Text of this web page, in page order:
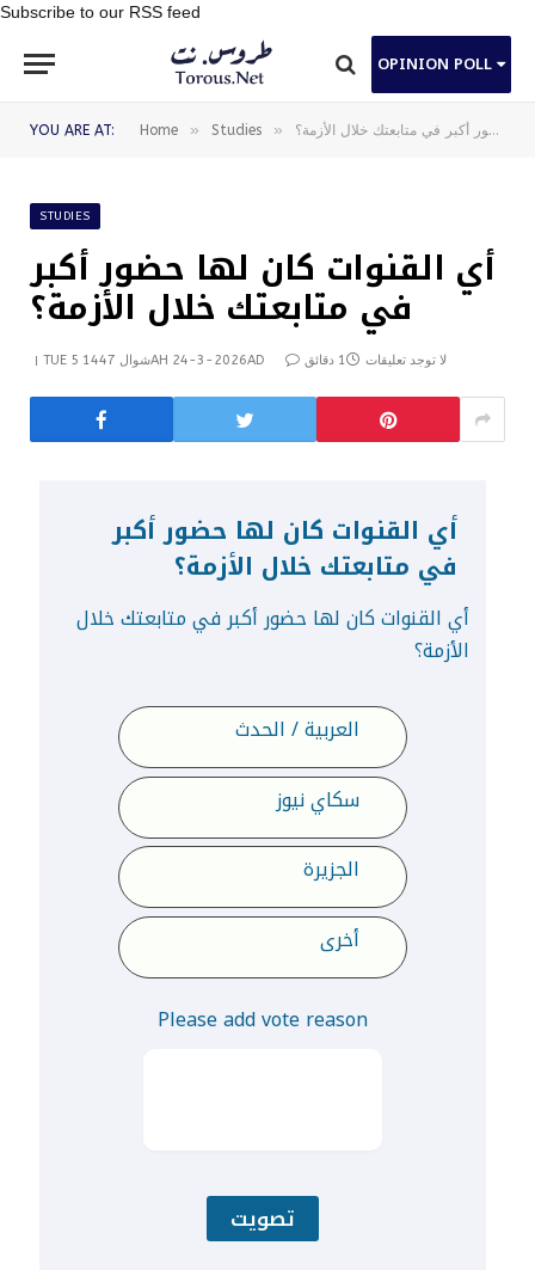
Subscribe to our RSS feed
OPINION POLL
YOU ARE AT: Home » Studies » أي القنوات كان لها حضور أكبر في متابعتك خلال الأزمة؟
STUDIES
أي القنوات كان لها حضور أكبر
في متابعتك خلال الأزمة؟
TUE 5 شوال 1447AH 24-3-2026AD لا توجد تعليقات 1 دقائق
أي القنوات كان لها حضور أكبر
في متابعتك خلال الأزمة؟
أي القنوات كان لها حضور أكبر في متابعتك خلال
الأزمة؟
العربية / الحدث
سكاي نيوز
الجزيرة
أخرى
Please add vote reason